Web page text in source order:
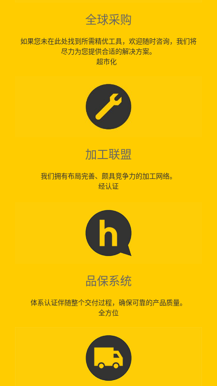
全球采购
如果您未在此处找到所需精优工具，欢迎随时咨询，我们将
尽力为您提供合适的解决方案。
超市化
加工联盟
我们拥有布局完善、颇具竞争力的加工网络。
经认证
品保系统
体系认证伴随整个交付过程，确保可靠的产品质量。
全方位